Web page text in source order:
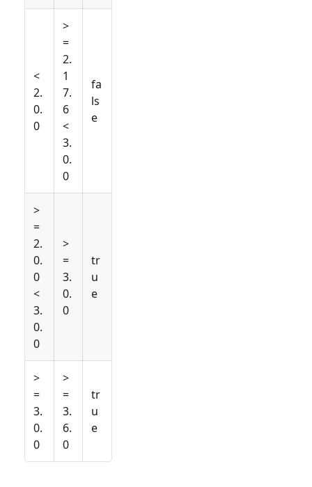
<
2.
0.
0
>
=
2.
1
7.
6
<
3.
0.
0
fa
ls
e
>
=
2.
0.
0
<
3.
0.
0
>
=
3.
0.
0
tr
u
e
>
=
3.
0.
0
>
=
3.
6.
0
tr
u
e